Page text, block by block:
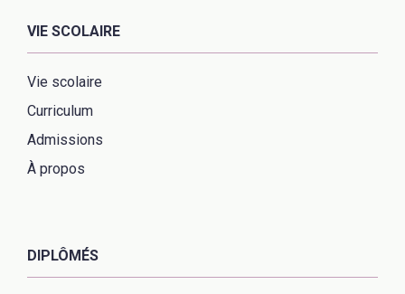
VIE SCOLAIRE
Vie scolaire
Curriculum
Admissions
À propos
DIPLÔMÉS